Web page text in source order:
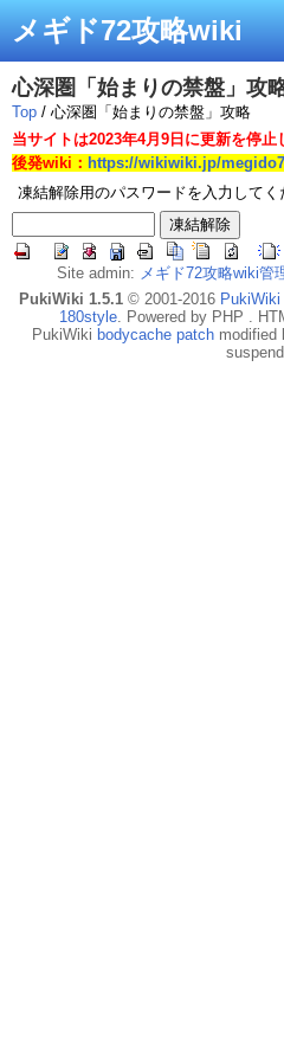
メギド72攻略wiki
心深圏「始まりの禁盤」攻
Top / 心深圏「始まりの禁盤」攻略
当サイトは2023年4月9日に更新を停止
後発wiki： https://wikiwiki.jp/
凍結解除用のパスワードを入力してく
Site admin: メギド72攻略wiki管
PukiWiki 1.5.1© 2001-2016
180style. Powered by PHP .
PukiWiki bodycache patchmodified